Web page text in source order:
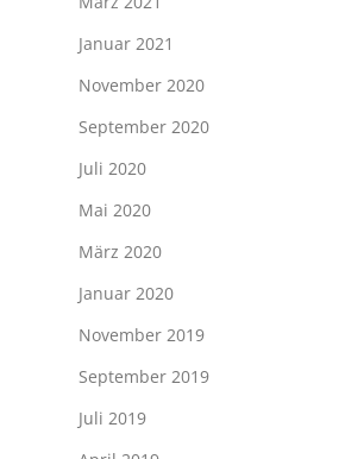
Januar 2021
November 2020
September 2020
Juli 2020
Mai 2020
März 2020
Januar 2020
November 2019
September 2019
Juli 2019